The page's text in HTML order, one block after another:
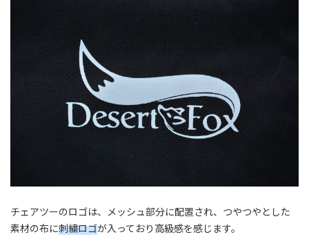
チェアツーのロゴは、メッシュ部分に配置され、つやつやとした
素材の布に刺繍ロゴが入っており高級感を感じます。